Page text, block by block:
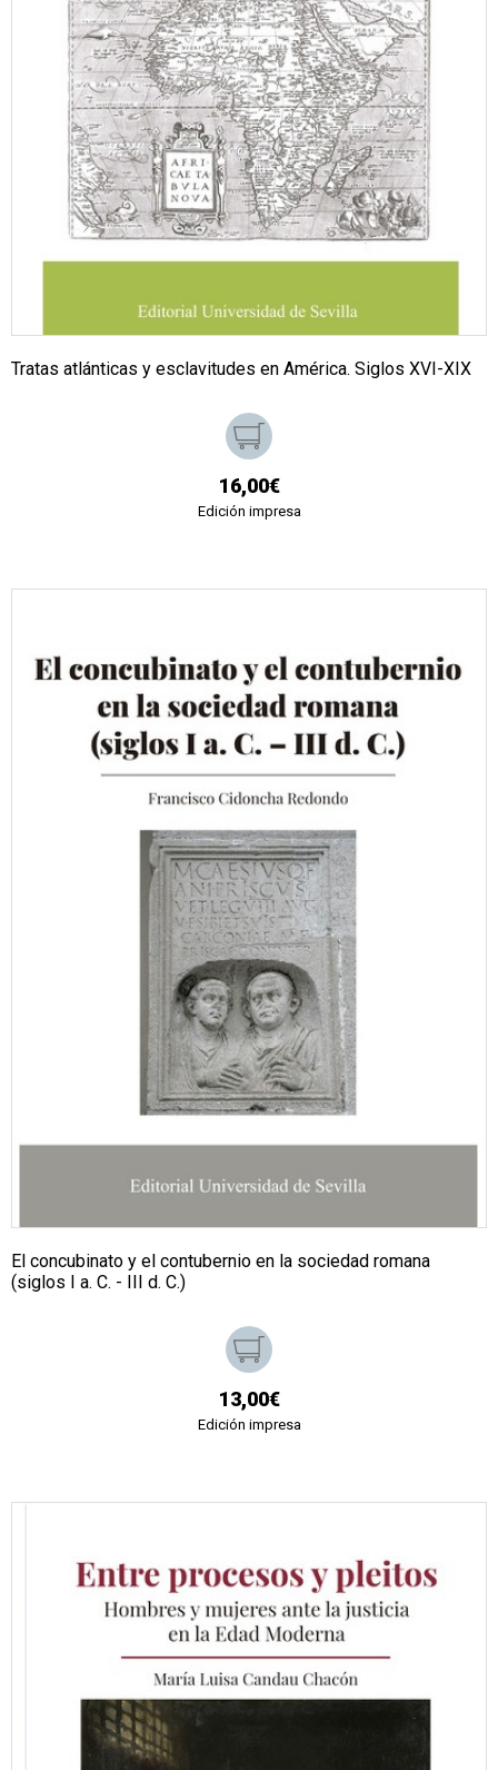
Tratas atlánticas y esclavitudes en América. Siglos XVI-XIX
16,00€
Edición impresa
El concubinato y el contubernio en la sociedad romana
(siglos I a. C. - III d. C.)
13,00€
Edición impresa